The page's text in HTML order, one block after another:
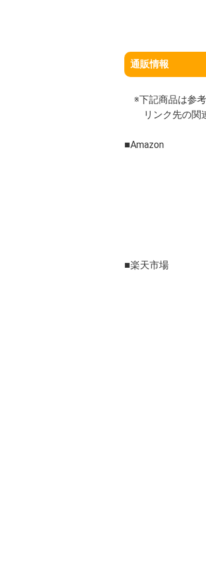
通販情報
※下記商品は参考
リンク先の関連
■Amazon
■楽天市場